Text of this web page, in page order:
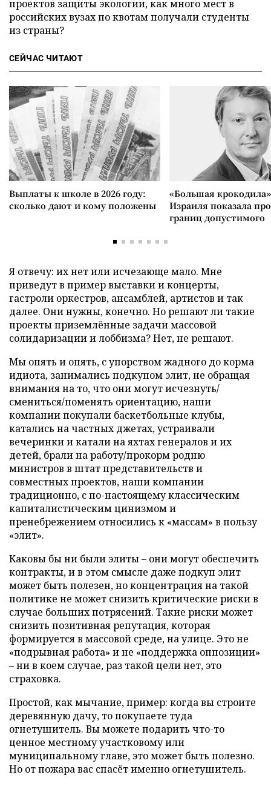
проектов защиты экологии, как много мест в
российских вузах по квотам получали студенты
из страны?
СЕЙЧАС ЧИТАЮТ
Выплаты к школе в 2026 году:
сколько дают и кому положены
«Большая
Израиля показала
границ допустимого
Я отвечу: их нет или исчезающе мало. Мне
приведут в пример выставки и концерты,
гастроли оркестров, ансамблей, артистов и так
далее. Они нужны, конечно. Но решают ли такие
проекты приземлённые задачи массовой
солидаризации и лоббизма? Нет, не решают.
Мы опять и опять, с упорством жадного до корма
идиота, занимались подкупом элит, не обращая
внимания на то, что они могут исчезнуть/
смениться/поменять ориентацию, наши
компании покупали баскетбольные клубы,
катались на частных джетах, устраивали
вечеринки и катали на яхтах генералов и их
детей, брали на работу/прокорм родню
министров в штат представительств и
совместных проектов, наши компании
традиционно, с по-настоящему классическим
капиталистическим цинизмом и
пренебрежением относились к «массам» в пользу
«элит».
Каковы бы ни были элиты – они могут обеспечить
контракты, и в этом смысле даже подкуп элит
может быть полезен, но концентрация на такой
политике не может снизить критические риски в
случае больших потрясений. Такие риски может
снизить позитивная репутация, которая
формируется в массовой среде, на улице. Это не
«подрывная работа» и не «поддержка оппозиции»
– ни в коем случае, раз такой цели нет, это
страховка.
Простой, как мычание, пример: когда вы строите
деревянную дачу, то покупаете туда
огнетушитель. Вы можете подарить что-то
ценное местному участковому или
муниципальному главе, это может быть полезно.
Но от пожара вас спасёт именно огнетушитель.